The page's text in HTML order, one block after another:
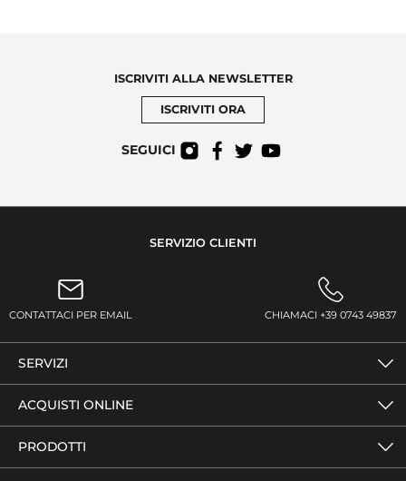
ISCRIVITI ALLA NEWSLETTER
ISCRIVITI ORA
SEGUICI
SERVIZIO CLIENTI
CONTATTACI PER EMAIL CHIAMACI +39 0743 49837
SERVIZI
ACQUISTI ONLINE
PRODOTTI